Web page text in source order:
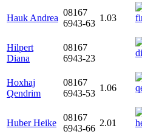
Hauk Andrea
08167
6943-63
1.03
Hilpert
Diana
08167
6943-23
Hoxhaj
Qendrim
08167
6943-53
1.06
Huber Heike
08167
6943-66
2.01